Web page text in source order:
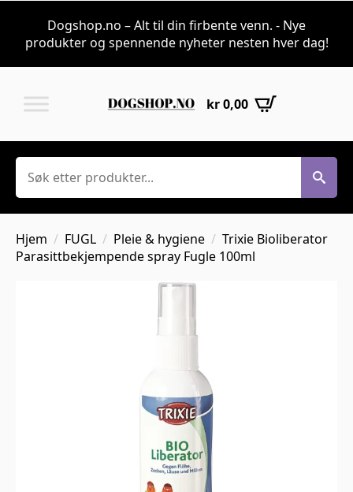
Dogshop.no – Alt til din firbente venn. - Nye
produkter og spennende nyheter nesten hver dag!
kr0,00
Søk
Hjem FUGL Pleie & hygiene
Trixie Bioliberator
Parasittbekjempende spray Fugle 100ml